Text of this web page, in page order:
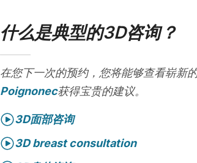
什么是典型的3D咨询？
在您下一次的预约，您将能够查看崭新
Poignonec获得宝贵的建议。
3D面部咨询
3D breast consultation